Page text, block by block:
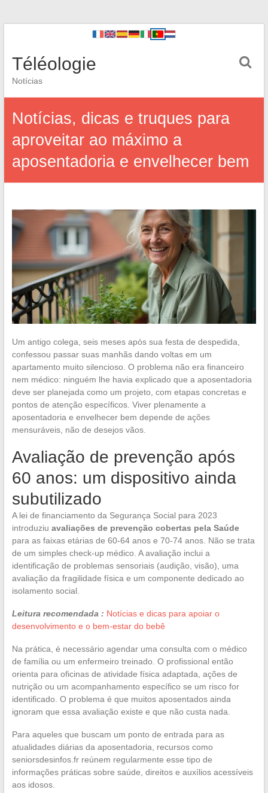
Téléologie
Notícias
Notícias, dicas e truques para
aproveitar ao máximo a
aposentadoria e envelhecer bem
Um antigo colega, seis meses após sua festa de despedida,
confessou passar suas manhãs dando voltas em um
apartamento muito silencioso. O problema não era financeiro
nem médico: ninguém lhe havia explicado que a aposentadoria
deve ser planejada como um projeto, com etapas concretas e
pontos de atenção específicos. Viver plenamente a
aposentadoria e envelhecer bem depende de ações
mensuráveis, não de desejos vãos.
Avaliação de prevenção após
60 anos: um dispositivo ainda
subutilizado
A lei de financiamento da Segurança Social para 2023
introduziu avaliações de prevenção cobertas pela Saúde
para as faixas etárias de 60-64 anos e 70-74 anos. Não se trata
de um simples check-up médico. A avaliação inclui a
identificação de problemas sensoriais (audição, visão), uma
avaliação da fragilidade física e um componente dedicado ao
isolamento social.
Leitura recomendada : Notícias e dicas para apoiar o
desenvolvimento e o bem-estar do bebê
Na prática, é necessário agendar uma consulta com o médico
de família ou um enfermeiro treinado. O profissional então
orienta para oficinas de atividade física adaptada, ações de
nutrição ou um acompanhamento específico se um risco for
identificado. O problema é que muitos aposentados ainda
ignoram que essa avaliação existe e que não custa nada.
Para aqueles que buscam um ponto de entrada para as
atualidades diárias da aposentadoria, recursos como
seniorsdesinfos.fr reúnem regularmente esse tipo de
informações práticas sobre saúde, direitos e auxílios acessíveis
aos idosos.